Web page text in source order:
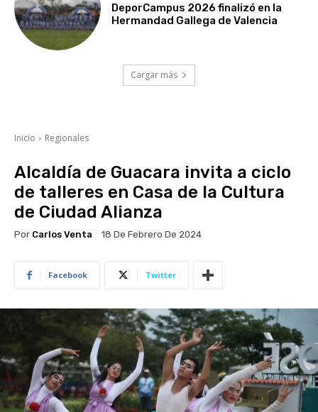
DeporCampus 2026 finalizó en la
Hermandad Gallega de Valencia
Cargar más